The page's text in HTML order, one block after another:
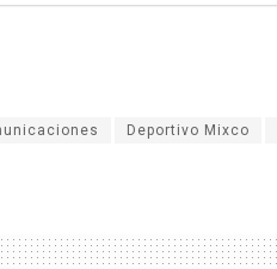
Deportivo Mixco